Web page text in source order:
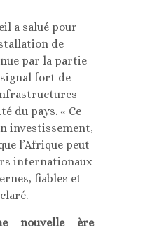
a salué pour
de
par la partie
fort de
du pays. « Ce
investissement,
l’Afrique peut
internationaux
fiables et
nouvelle ère